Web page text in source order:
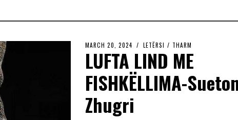
MARCH 20, 2024 LETËRSI / THARM
LUFTA LIND ME
FISHKËLLIMA-
Zhugri